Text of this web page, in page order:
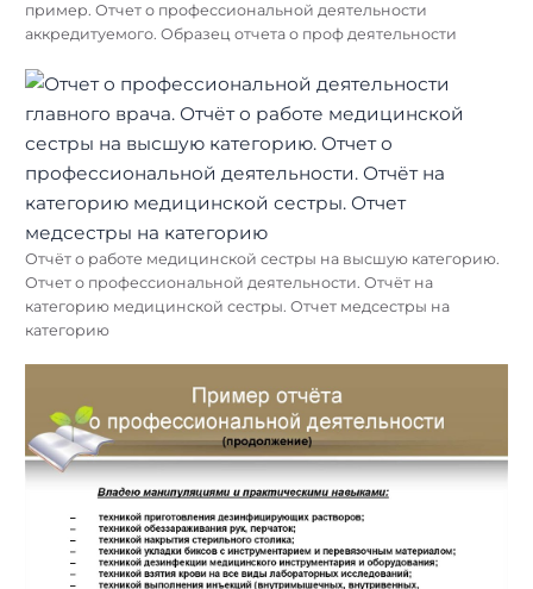
пример. Отчет о профессиональной деятельности
аккредитуемого. Образец отчета о проф деятельности
Отчёт о работе медицинской сестры на высшую категорию.
Отчет о профессиональной деятельности. Отчёт на
категорию медицинской сестры. Отчет медсестры на
категорию